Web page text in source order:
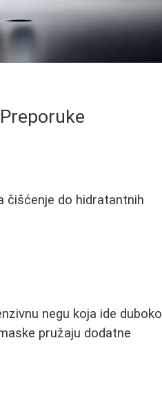
čišćenje do hidratantnih
negu koja ide duboko
pružaju dodatne